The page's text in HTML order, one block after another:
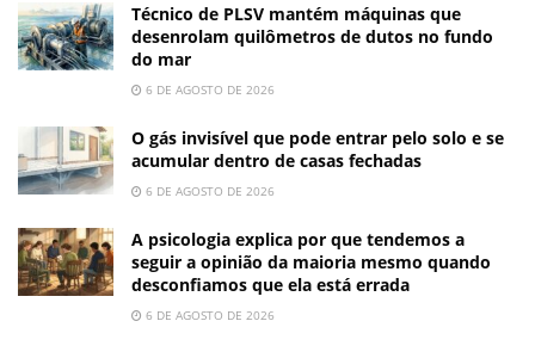
Técnico de PLSV mantém máquinas que
desenrolam quilômetros de dutos no fundo
do mar
6 DE AGOSTO DE 2026
O gás invisível que pode entrar pelo solo e se
acumular dentro de casas fechadas
6 DE AGOSTO DE 2026
A psicologia explica por que tendemos a
seguir a opinião da maioria mesmo quando
desconfiamos que ela está errada
6 DE AGOSTO DE 2026